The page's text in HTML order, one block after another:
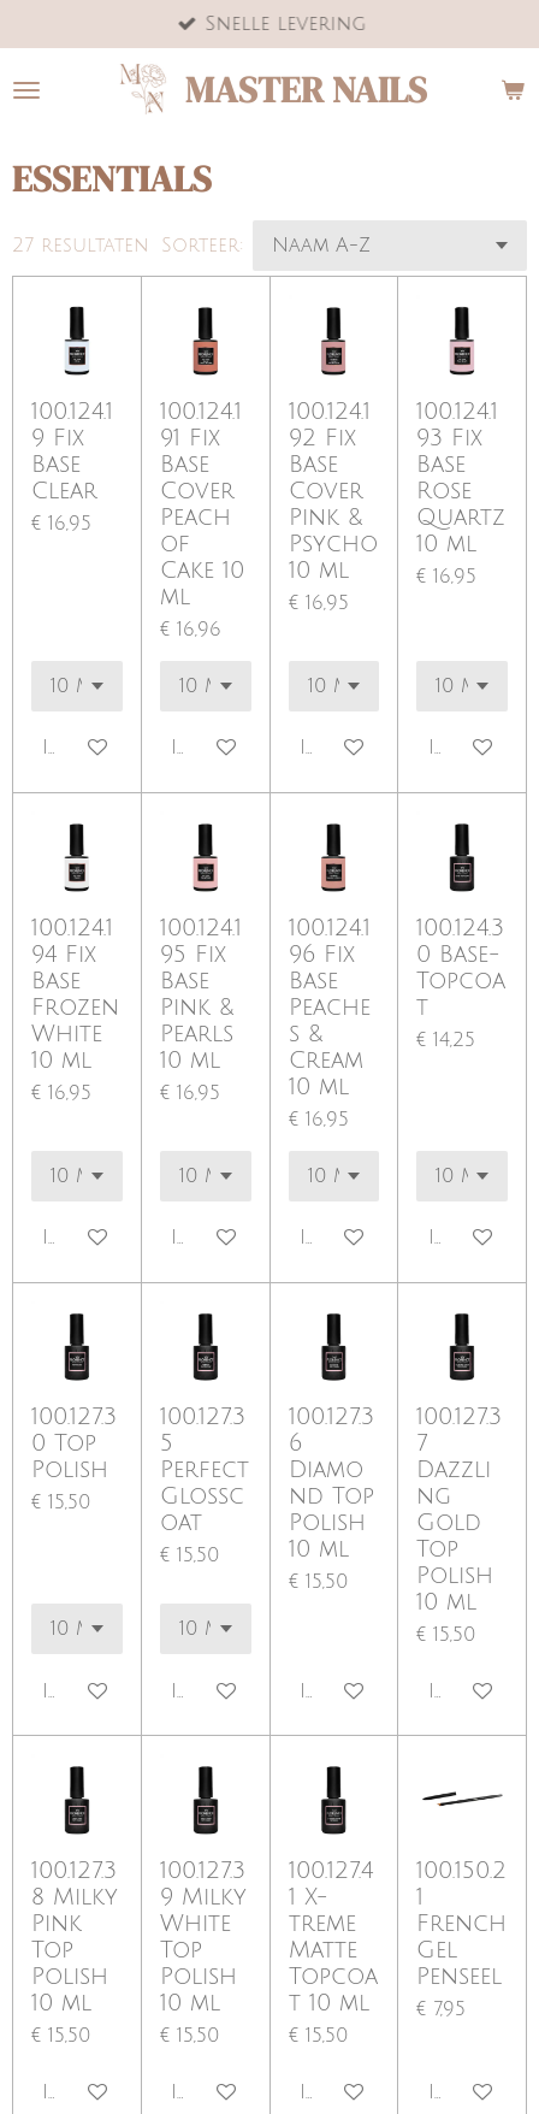
direct
naar
MASTER NAILS
Snelle levering
ESSENTIALS
27 resultaten Sorteer:
100.124.1
9 Fix
Base
Clear
€ 16,95
In winkelwagen
100.124.1
91 Fix
Base
Cover
Peach
of
Cake 10
ml
€ 16,96
In winkelwagen
100.124.1
92 Fix
Base
Cover
Pink &
Psycho
10 ml
€ 16,95
In winkelwagen
100.124.1
93 Fix
Base
Rose
Quartz
10 ml
€ 16,95
In
100.124.1
94 Fix
Base
Frozen
White
10 ml
€ 16,95
In winkelwagen
100.124.1
95 Fix
Base
Pink &
Pearls
10 ml
€ 16,95
In winkelwagen
100.124.1
96 Fix
Base
Peache
s &
Cream
10 ml
€ 16,95
In winkelwagen
100.124.3
0 Base-
Topcoa
t
€ 14,25
In
100.127.3
0 Top
Polish
€ 15,50
In winkelwagen
100.127.3
5
Perfect
Glossc
oat
€ 15,50
In winkelwagen
100.127.3
6
Diamo
nd Top
Polish
10 ml
€ 15,50
In winkelwagen
100.127.3
7
Dazzli
ng
Gold
Top
Polish
10 ml
€ 15,50
In
100.127.3
8 Milky
Pink
Top
Polish
10 ml
€ 15,50
In winkelwagen
100.127.3
9 Milky
White
Top
Polish
10 ml
€ 15,50
In winkelwagen
100.127.4
1 X-
treme
Matte
Topcoa
t 10 ml
€ 15,50
In winkelwagen
100.150.2
1
French
Gel
Penseel
€ 7,95
In